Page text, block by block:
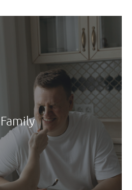
Family